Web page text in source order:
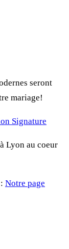
seront
mariage!
Signature
Lyon au coeur
Notre page